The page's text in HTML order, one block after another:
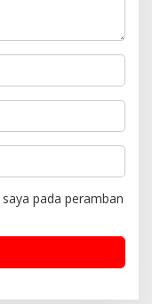
pada peramban